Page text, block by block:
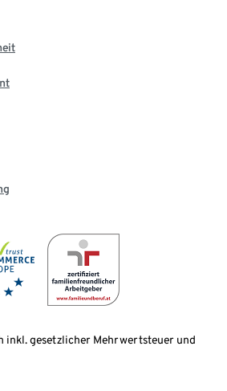
inkl. gesetzlicher Mehrwertsteuer und